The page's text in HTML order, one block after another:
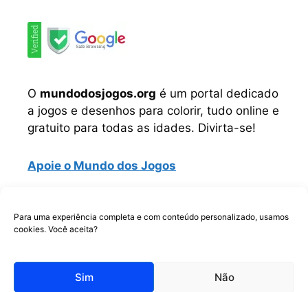
Para uma experiência completa e com conteúdo personalizado, usamos
cookies. Você aceita?
Sim Não
O mundodosjogos.org é um portal dedicado
a jogos e desenhos para colorir, tudo online e
gratuito para todas as idades. Divirta-se!
Apoie o Mundo dos Jogos
Telegram WhatsApp
Copyrigth © Todos os direitos reservados.